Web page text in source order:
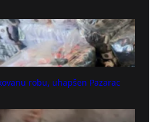
robu, uhapšen Pazarac